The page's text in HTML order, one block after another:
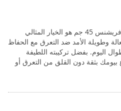
بيور فريشنس 45 جم هو الخيار المثالي
وطويلة الأمد ضد التعرق مع الحفاظ
اليوم. بفضل تركيبته اللطيفة
بيومك بثقة دون القلق من التعرق أو